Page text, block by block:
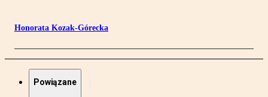
Honorata Kozak-Górecka
Powiązane